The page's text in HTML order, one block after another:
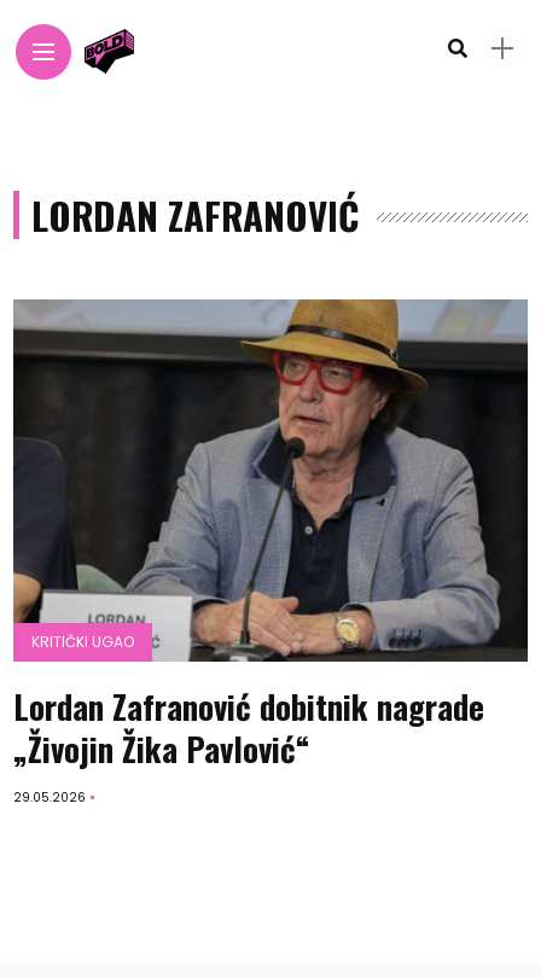
LORDAN ZAFRANOVIĆ
KRITIČKI UGAO
Lordan Zafranović dobitnik nagrade
„Živojin Žika Pavlović“
29.05.2026